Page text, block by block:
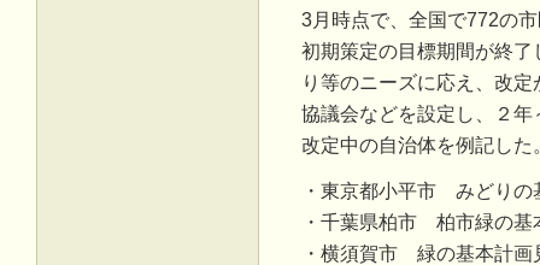
3月時点で、全国で772の
初期策定の目標期間が終
り等のニーズに応え、改
協議会などを設定し、２
改定中の自治体を例記した
・東京都小平市 みどりの
・千葉県柏市 柏市緑の基
・横須賀市 緑の基本計画